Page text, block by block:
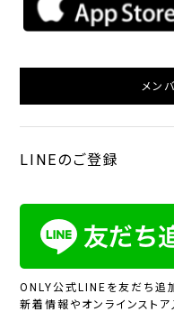
メン
LINEのご登録
ONLY公式LINEを友だち追加
新着情報やオンラインスト